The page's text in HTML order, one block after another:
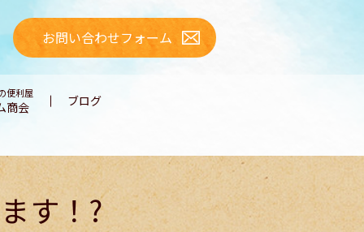
お問い合わせフォーム
便利屋
商会 ブログ
す！?